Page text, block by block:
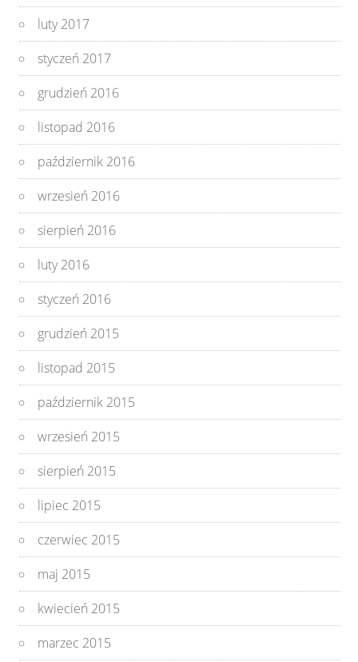
luty 2017
styczeń 2017
grudzień 2016
listopad 2016
październik 2016
wrzesień 2016
sierpień 2016
luty 2016
styczeń 2016
grudzień 2015
listopad 2015
październik 2015
wrzesień 2015
sierpień 2015
lipiec 2015
czerwiec 2015
maj 2015
kwiecień 2015
marzec 2015